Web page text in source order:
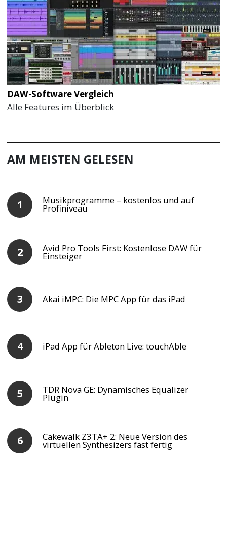
DAW-Software Vergleich
Alle Features im Überblick
AM MEISTEN GELESEN
Musikprogramme – kostenlos und auf
Profiniveau
Avid Pro Tools First: Kostenlose DAW für
Einsteiger
Akai iMPC: Die MPC App für das iPad
iPad App für Ableton Live: touchAble
TDR Nova GE: Dynamisches Equalizer
Plugin
Cakewalk Z3TA+ 2: Neue Version des
virtuellen Synthesizers fast fertig